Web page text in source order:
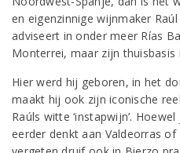
en eigenzinnige wijnmaker
adviseert in onder meer Rías
Monterrei, maar zijn thuisbasis
Hier werd hij geboren, in het
maakt hij ook zijn iconische
Raúls witte ‘instapwijn’.
eerder denkt aan Valdeorras